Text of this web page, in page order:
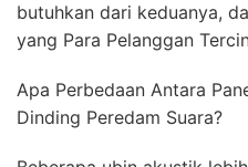
butuhkan dari keduanya,
yang Para Pelanggan
Apa Perbedaan Antara
Dinding Peredam Suara?